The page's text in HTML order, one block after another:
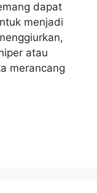
dapat
menjadi
atau
merancang